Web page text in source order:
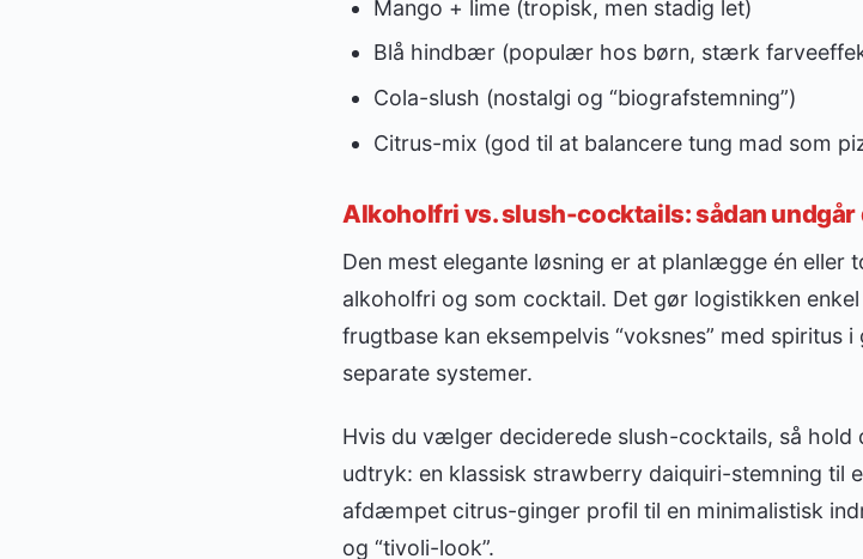
Mango + lime (tropisk, men stadig let)
Blå hindbær (populær hos børn, stærk
Cola-slush (nostalgi og “biografstemning”)
Citrus-mix (god til at balancere tung mad som
Alkoholfri vs. slush-cocktails: sådan undgår
Den mest elegante løsning er at planlægge én eller
alkoholfri og som cocktail. Det gør logistikken
frugtbase kan eksempelvis “voksnes” med spiritus
separate systemer.
Hvis du vælger deciderede slush-cocktails, så hold
udtryk: en klassisk strawberry daiquiri-stemning til
afdæmpet citrus-ginger profil til en minimalistisk
og “tivoli-look”.